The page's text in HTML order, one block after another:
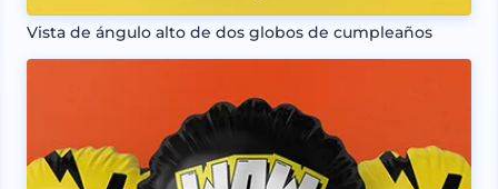
Vista de ángulo alto de dos globos de cumpleaños